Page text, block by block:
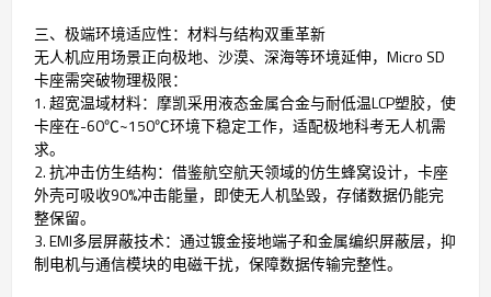
三、极端环境适应性：材料与结构双重革新
无人机应用场景正向极地、沙漠、深海等环境延伸，Micro SD
卡座需突破物理极限：
1. 超宽温域材料：摩凯采用液态金属合金与耐低温LCP塑胶，使
卡座在-60℃~150℃环境下稳定工作，适配极地科考无人机需
求。
2. 抗冲击仿生结构：借鉴航空航天领域的仿生蜂窝设计，卡座
外壳可吸收90%冲击能量，即使无人机坠毁，存储数据仍能完
整保留。
3. EMI多层屏蔽技术：通过镀金接地端子和金属编织屏蔽层，抑
制电机与通信模块的电磁干扰，保障数据传输完整性。